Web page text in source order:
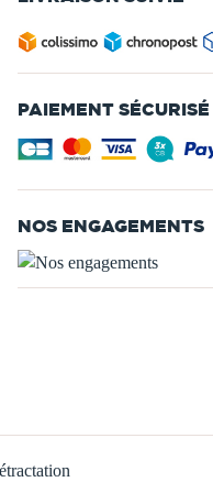
PAIEMENT SÉCURISÉ
NOS ENGAGEMENTS